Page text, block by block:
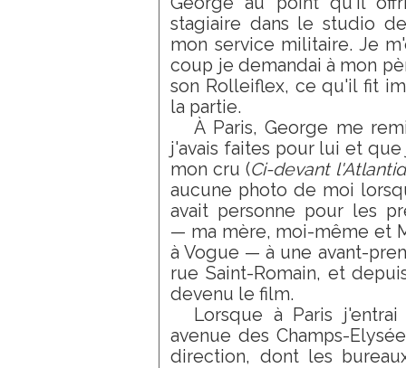
stagiaire dans le studio
mon service militaire. Je
coup je demandai à mon
son Rolleiflex, ce qu'il fit
la partie.
À Paris, George me
j'avais faites pour lui et
mon cru (Ci-devant
aucune photo de moi
avait personne pour les
— ma mère, moi-même et
à Vogue — à une avant-
rue Saint-Romain, et
devenu le film.
Lorsque à Paris
avenue des Champs-
direction, dont les